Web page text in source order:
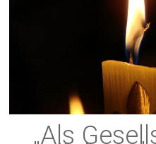
„Als